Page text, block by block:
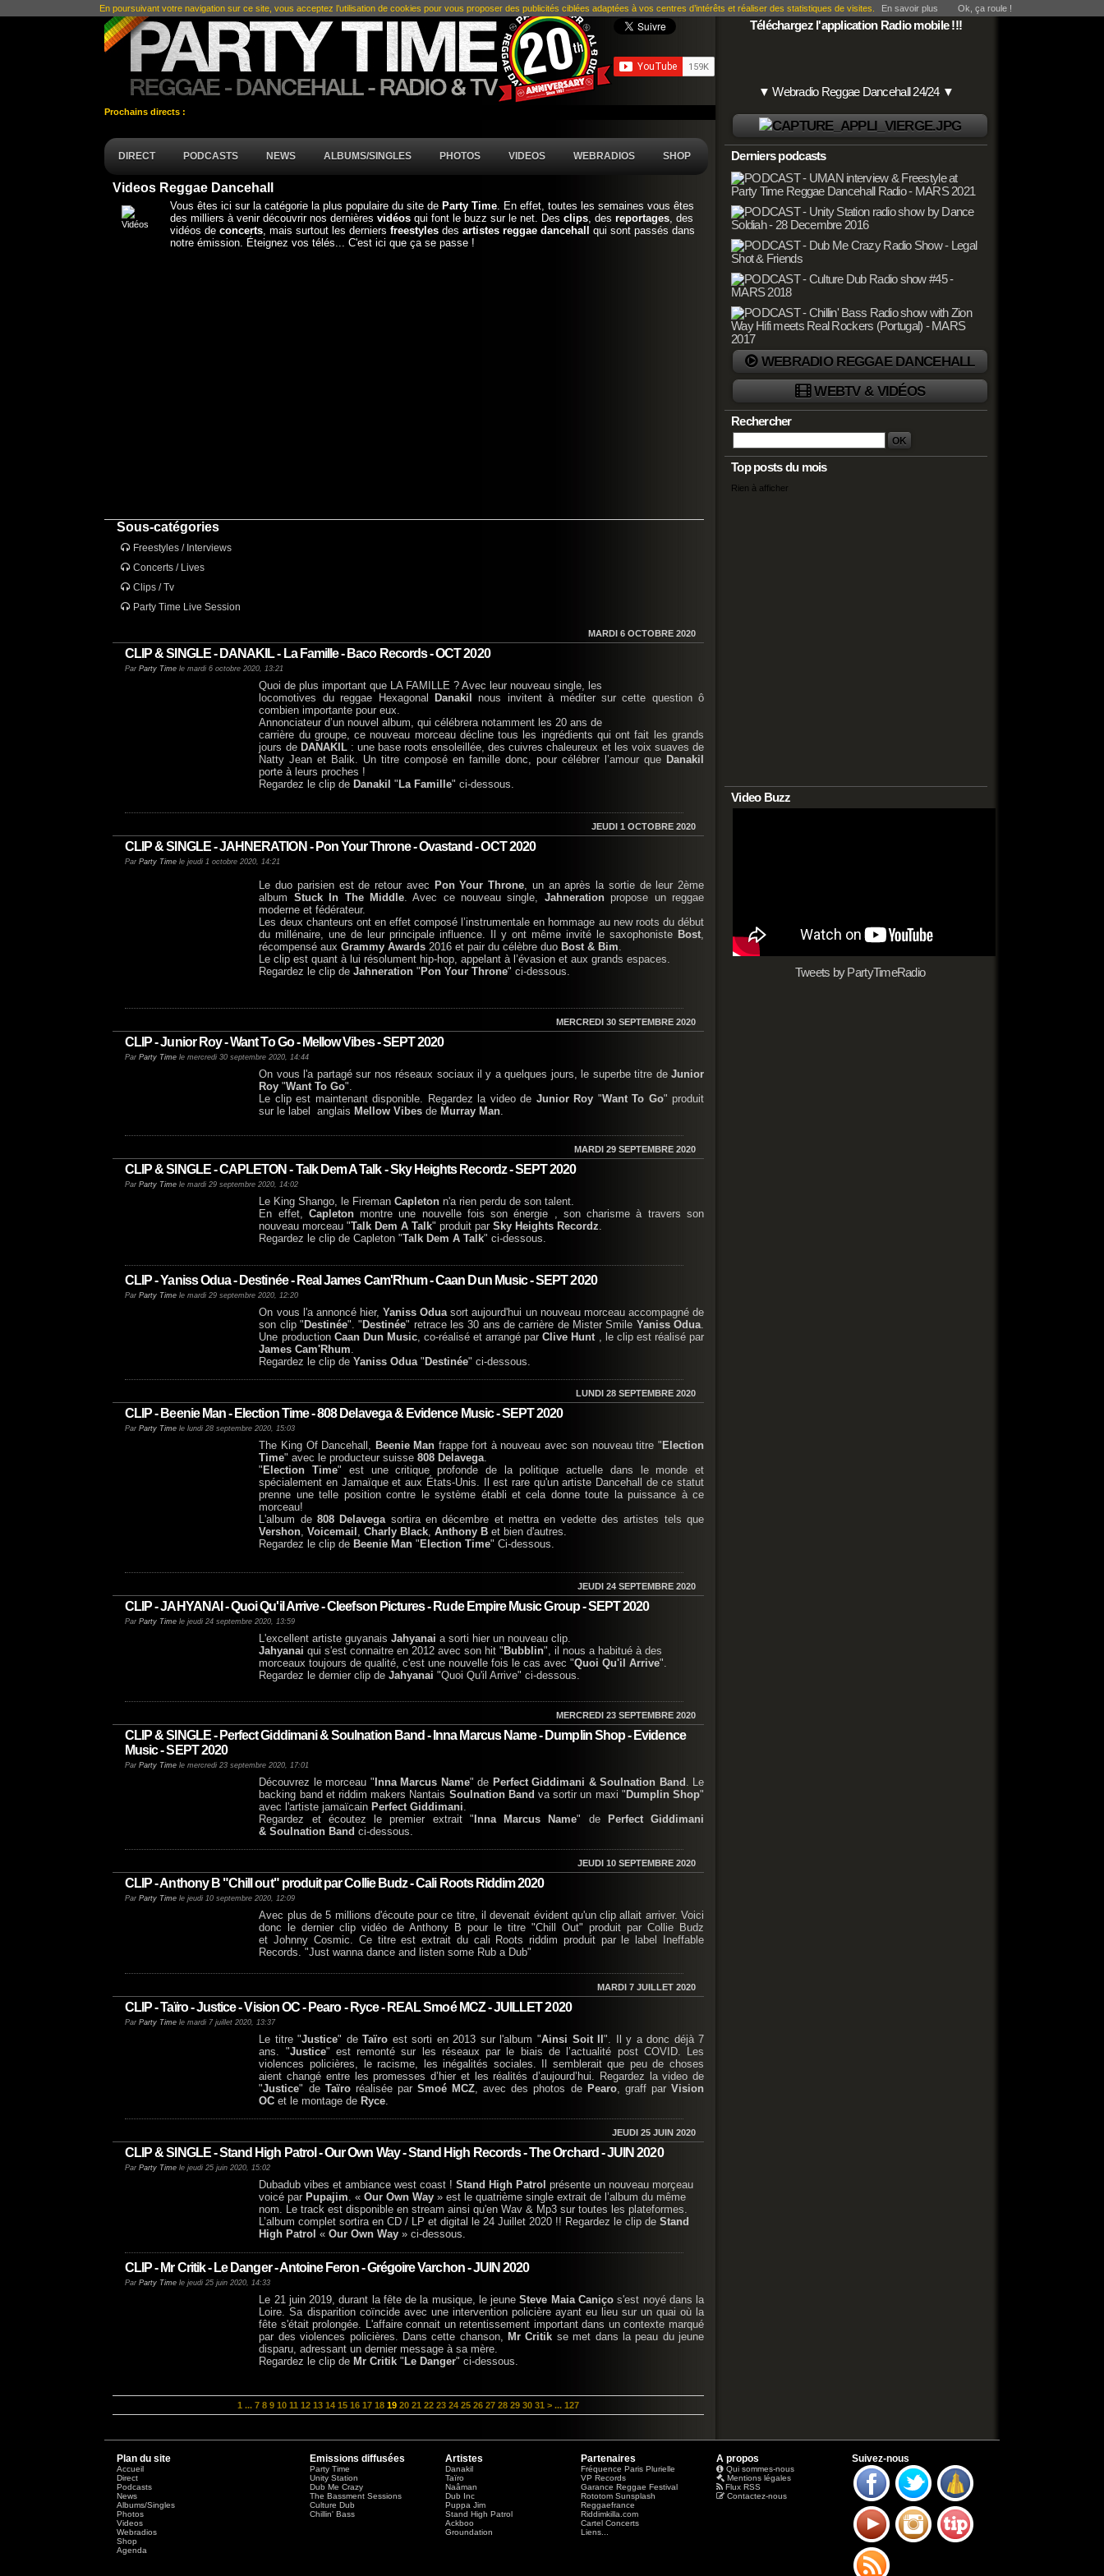
Prochains directs :
DIRECT PODCASTS NEWS ALBUMS/SINGLES PHOTOS VIDEOS WEBRADIOS SHOP
Videos Reggae Dancehall
Vous êtes ici sur la catégorie la plus populaire du site de Party Time. En effet, toutes les semaines vous êtes
des milliers à venir découvrir nos dernièresvidéosqui font le buzz sur le net. Desclips, desreportages, des
vidéos deconcerts, mais surtout les derniersfreestyles desartistes reggae dancehallqui sont passés dans
notre émission. Éteignez vos télés... C'est ici que ça se passe !
Sous-catégories
Freestyles / Interviews
Concerts / Lives
Clips / Tv
Party Time Live Session
MARDI 6 OCTOBRE 2020
CLIP & SINGLE - DANAKIL - La Famille - Baco Records - OCT 2020
Par Party Time le mardi 6 octobre 2020, 13:21
Quoi de plus important que LA FAMILLE ? Avec leur nouveau single, les
locomotives du reggae Hexagonal
Danakil nous invitent à méditer sur cette question ô
combien importante pour eux.
Annonciateur d’un nouvel album, qui célébrera notamment les 20 ans de
carrière du groupe, ce nouveau morceau décline tous les ingrédients qui ont fait les grands
jours de DANAKIL: une base roots ensoleillée, des cuivres chaleureux et les voix suaves de
Natty Jean et Balik. Un titre composé en famille donc, pour célébrer l’amour que Danakil
porte à leurs proches !
Regardez le clip de Danakil " La Famille" ci-dessous.
JEUDI 1 OCTOBRE 2020
CLIP & SINGLE - JAHNERATION - Pon Your Throne - Ovastand - OCT 2020
Par Party Time le jeudi 1 octobre 2020, 14:21
Le duo parisien est de retour avec Pon Your Throne , un an après la sortie de leur 2ème
album Stuck In The Middle. Avec ce nouveau single, Jahnerationpropose un reggae
moderne et fédérateur.
Les deux chanteurs ont en effet composé l’instrumentale en hommage au new roots du début
du millénaire, une de leur principale influence. Il y ont même invité le saxophoniste Bost
récompensé auxGrammy Awards 2016 et pair du célèbre duoBost & Bim
Le clip est quant à lui résolument hip-hop, appelant à l’évasion et aux grands espaces.
Regardez le clip deJahneration "Pon Your Throne" ci-dessous.
MERCREDI 30 SEPTEMBRE 2020
CLIP - Junior Roy - Want To Go - Mellow Vibes - SEPT 2020
Par Party Time le mercredi 30 septembre 2020, 14:44
On vous l'a partagé sur nos réseaux sociaux il y a quelques jours, le superbe titre de Junior
Roy "Want To Go".
Le clip est maintenant disponible. Regardez la video de Junior Roy "Want To Go" produit
sur le label anglaisMellow Vibes deMurray Man
MARDI 29 SEPTEMBRE 2020
CLIP & SINGLE - CAPLETON - Talk Dem A Talk - Sky Heights Recordz - SEPT 2020
Par Party Time le mardi 29 septembre 2020, 14:02
Le King Shango, le FiremanCapleton n'a rien perdu de son talent.
En effet, Capletonmontre une nouvelle fois son énergie , son charisme à travers son
nouveau morceau "Talk Dem A Talk" produit parSky Heights Recordz.
Regardez le clip de Capleton "Talk Dem A Talk" ci-dessous.
CLIP - Yaniss Odua - Destinée - Real James Cam'Rhum - Caan Dun Music - SEPT 2020
Par Party Time le mardi 29 septembre 2020, 12:20
On vous l'a annoncé hier, Yaniss Oduasort aujourd'hui un nouveau morceau accompagné de
son clip " Destinée". " Destinée" retrace les 30 ans de carrière de Mister Smile Yaniss Odua.
Une production Caan Dun Music, co-réalisé et arrangé parClive Hunt, le clip est réalisé par
James Cam'Rhum.
Regardez le clip deYaniss Odua" Destinée" ci-dessous.
LUNDI 28 SEPTEMBRE 2020
CLIP - Beenie Man - Election Time - 808 Delavega & Evidence Music - SEPT 2020
Par Party Time le lundi 28 septembre 2020, 15:03
The King Of Dancehall, Beenie Man frappe fort à nouveau avec son nouveau titre " Election
Time" avec le producteur suisse808 Delavega.
" Election Time" est une critique profonde de la politique actuelle dans le monde et
spécialement en Jamaïque et aux États-Unis. Il est rare qu'un artiste Dancehall de ce statut
prenne une telle position contre le système établi et cela donne toute la puissance à ce
morceau!
L'album de808 Delavegasortira en décembre et mettra en vedette des artistes tels que
Vershon,Voicemail ,Charly Black,Anthony Bet bien d'autres.
Regardez le clip de Beenie Man " Election Time" Ci-dessous.
JEUDI 24 SEPTEMBRE 2020
CLIP - JAHYANAI - Quoi Qu'il Arrive - Cleefson Pictures - Rude Empire Music Group - SEPT 2020
Par Party Time le jeudi 24 septembre 2020, 13:59
L'excellent artiste guyanaisJahyanai a sorti hier un nouveau clip.
Jahyanai qui s'est connaitre en 2012 avec son hit " Bubblin", il nous a habitué à des
morceaux toujours de qualité, c'est une nouvelle fois le cas avec "Quoi Qu'il Arrive".
Regardez le dernier clip deJahyanai"Quoi Qu'il Arrive" ci-dessous.
MERCREDI 23 SEPTEMBRE 2020
CLIP & SINGLE - Perfect Giddimani & Soulnation Band - Inna Marcus Name - Dumplin Shop - Evidence
Music - SEPT 2020
Par Party Time le mercredi 23 septembre 2020, 17:01
Découvrez le morceau "Inna Marcus Name" de Perfect Giddimani & Soulnation Band . Le
backing band et riddim makers Nantais Soulnation Band va sortir un maxi "Dumplin Shop"
avec l'artiste jamaïcainPerfect Giddimani
Regardez et écoutez le premier extrait "Inna Marcus Name" de Perfect Giddimani
& Soulnation Band ci-dessous.
JEUDI 10 SEPTEMBRE 2020
CLIP - Anthony B "Chill out" produit par Collie Budz - Cali Roots Riddim 2020
Par Party Time le jeudi 10 septembre 2020, 12:09
Avec plus de 5 millions d'écoute pour ce titre, il devenait évident qu'un clip allait arriver. Voici
donc le dernier clip vidéo de Anthony B pour le titre "Chill Out" produit par Collie Budz
et Johnny Cosmic. Ce titre est extrait du cali Roots riddim produit par le label Ineffable
Records. "Just wanna dance and listen some Rub a Dub"
MARDI 7 JUILLET 2020
CLIP - Taïro - Justice - Vision OC - Pearo - Ryce - REAL Smoé MCZ - JUILLET 2020
Par Party Time le mardi 7 juillet 2020, 13:37
Le titre "Justice" deTaïro est sorti en 2013 sur l'album "Ainsi Soit Il". Il y a donc déjà 7
ans. "Justice" est remonté sur les réseaux par le biais de l’actualité post COVID. Les
violences policières, le racisme, les inégalités sociales. Il semblerait que peu de choses
aient changé entre les promesses d’hier et les réalités d’aujourd’hui. Regardez la video de
"Justice" de Taïroréalisée parSmoé MCZ, avec des photos de Pearo, graff parVision
OC et le montage de Ryce.
JEUDI 25 JUIN 2020
CLIP & SINGLE - Stand High Patrol - Our Own Way - Stand High Records - The Orchard - JUIN 2020
Par Party Time le jeudi 25 juin 2020, 15:02
Dubadub vibes et ambiance west coast !Stand High Patrol présente un nouveau morçeau
voicé par Pupajim. «Our Own Way » est le quatrième single extrait de l’album du même
nom. Le track est disponible en stream ainsi qu'en Wav & Mp3 sur toutes les plateformes.
L’album complet sortira en CD / LP et digital le 24 Juillet 2020 !! Regardez le clip deStand
High Patrol «Our Own Way » ci-dessous.
CLIP - Mr Critik - Le Danger - Antoine Feron - Grégoire Varchon - JUIN 2020
Par Party Time le jeudi 25 juin 2020, 14:33
Le 21 juin 2019, durant la fête de la musique, le jeuneSteve Maia Caniço s'est noyé dans la
Loire. Sa disparition coïncide avec une intervention policière ayant eu lieu sur un quai où la
fête s'était prolongée. L'affaire connait un retentissement important dans un contexte marqué
par des violences policières. Dans cette chanson, Mr Critik se met dans la peau du jeune
disparu, adressant un dernier message à sa mère.
Regardez le clip de Mr Critik" Le Danger" ci-dessous.
1 ... 7 8 9 10 11 12 13 14 15 16 17 18 19 20 21 22 23 24 25 26 27 28 29 30 31 > ... 127
Téléchargez l'application Radio mobile !!!
▼ Webradio Reggae Dancehall 24/24 ▼
Derniers podcasts
WEBRADIO REGGAE DANCEHALL
WEBTV & VIDÉOS
Rechercher
Top posts du mois
Rien à afficher
Video Buzz
Tweets by PartyTimeRadio
Plan du site
Accueil
Direct
Podcasts
News
Albums/Singles
Photos
Videos
Webradios
Shop
Agenda
Emissions diffusées
Party Time
Unity Station
Dub Me Crazy
The Bassment Sessions
Culture Dub
Chillin' Bass
Artistes
Danakil
Taïro
Naâman
Dub Inc
Puppa Jim
Stand High Patrol
Ackboo
Groundation
Partenaires
Fréquence Paris Plurielle
VP Records
Garance Reggae Festival
Rototom Sunsplash
Reggaefrance
Riddimkilla.com
Cartel Concerts
Liens...
A propos
Qui sommes-nous
Mentions légales
Flux RSS
Contactez-nous
Suivez-nous
En poursuivant votre navigation sur ce site, vous acceptez l’utilisation de cookies pour vous proposer des publicités ciblées adaptées à vos centres d’intérêts et réaliser des statistiques de visites. En savoir plus Ok, ça roule !